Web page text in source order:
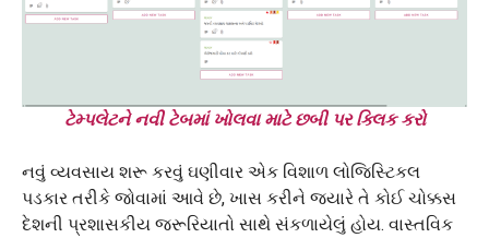
ટેમ્પલેટને નવી ટેબમાં ખોલવા માટે છબી પર ક્લિક કરો
નવું વ્યવસાય શરૂ કરવું ઘણીવાર એક વિશાળ લોજિસ્ટિકલ
પડકાર તરીકે જોવામાં આવે છે, ખાસ કરીને જ્યારે તે કોઈ ચોક્કસ
દેશની પ્રશાસકીય જરૂરિયાતો સાથે સંકળાયેલું હોય. વાસ્તવિક